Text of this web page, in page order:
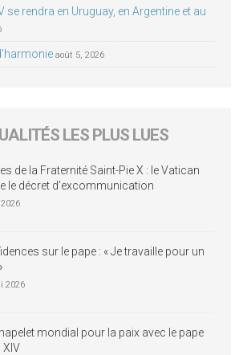
se rendra en Uruguay, en Argentine et au
août 5, 2026
LES PLUS LUES
de la Fraternité Saint-Pie X : le Vatican
le décret d’excommunication
sur le pape : « Je travaille pour un
2026
mondial pour la paix avec le pape
XIV